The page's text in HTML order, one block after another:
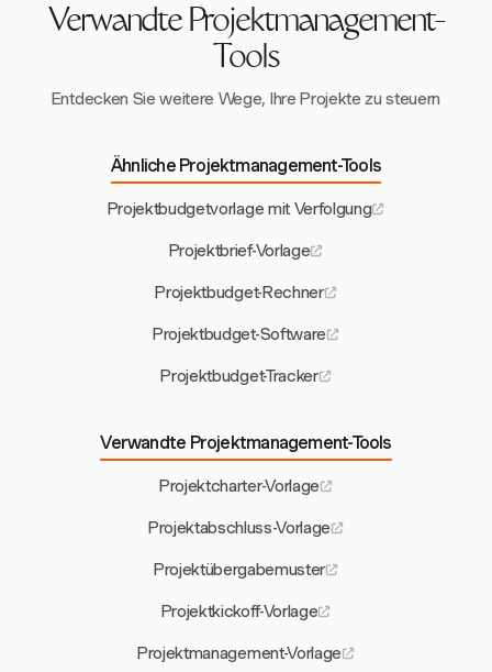
Verwandte Projektmanagement-
Tools
Entdecken Sie weitere Wege, Ihre Projekte zu steuern
Ähnliche Projektmanagement-Tools
Projektbudgetvorlage mit Verfolgung
Projektbrief-Vorlage
Projektbudget-Rechner
Projektbudget-Software
Projektbudget-Tracker
Verwandte Projektmanagement-Tools
Projektcharter-Vorlage
Projektabschluss-Vorlage
Projektübergabemuster
Projektkickoff-Vorlage
Projektmanagement-Vorlage